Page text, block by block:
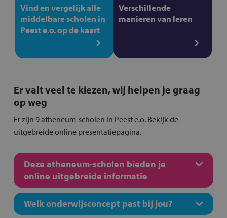
Vind en vergelijk alle
middelbare scholen in
Peest e.o. op de kaart
Verschillende
manieren van leren
Er valt veel te kiezen, wij helpen je graag
op weg
Er zijn 9 atheneum-scholen in Peest e.o. Bekijk de
uitgebreide online presentatiepagina.
Deze atheneum-scholen bieden je
online uitgebreide informatie
Welk onderwijsconcept past bij jou?